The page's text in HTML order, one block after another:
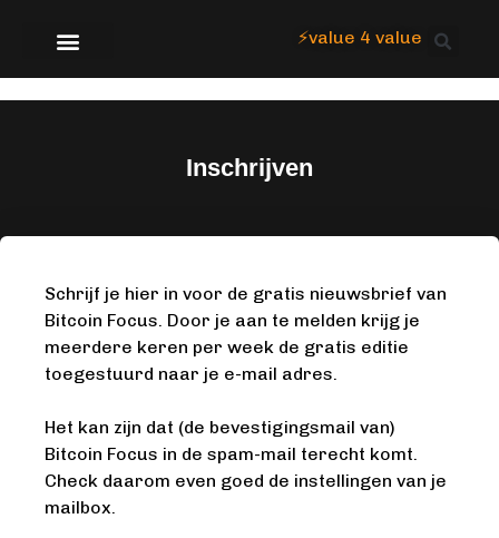
⚡value 4 value
Inschrijven
Schrijf je hier in voor de gratis nieuwsbrief van
Bitcoin Focus. Door je aan te melden krijg je
meerdere keren per week de gratis editie
toegestuurd naar je e-mail adres.
Het kan zijn dat (de bevestigingsmail van)
Bitcoin Focus in de spam-mail terecht komt.
Check daarom even goed de instellingen van je
mailbox.